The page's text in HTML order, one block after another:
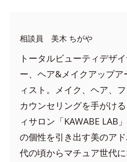
相談員 美木 ちがや
トータルビューティデザ
ー、ヘア&メイクアップア
ィスト。メイク、ヘア、
カウンセリングを手がけ
ィサロン「KAWABE LAB
の個性を引き出す美のア
代の頃からマチュア世代